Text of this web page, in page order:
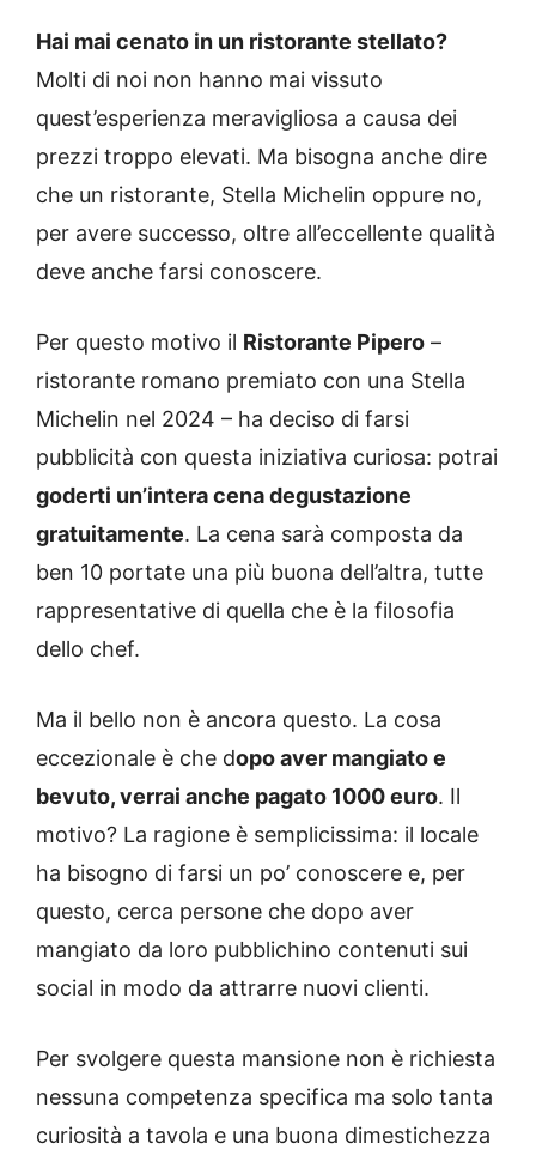
Hai mai cenato in un ristorante stellato?
Molti di noi non hanno mai vissuto
quest’esperienza meravigliosa a causa dei
prezzi troppo elevati. Ma bisogna anche dire
che un ristorante, Stella Michelin oppure no,
per avere successo, oltre all’eccellente qualità
deve anche farsi conoscere.
Per questo motivo il Ristorante Pipero –
ristorante romano premiato con una Stella
Michelin nel 2024 – ha deciso di farsi
pubblicità con questa iniziativa curiosa: potrai
goderti un’intera cena degustazione
gratuitamente. La cena sarà composta da
ben 10 portate una più buona dell’altra, tutte
rappresentative di quella che è la filosofia
dello chef.
Ma il bello non è ancora questo. La cosa
eccezionale è che dopo aver mangiato e
bevuto, verrai anche pagato 1000 euro. Il
motivo? La ragione è semplicissima: il locale
ha bisogno di farsi un po’ conoscere e, per
questo, cerca persone che dopo aver
mangiato da loro pubblichino contenuti sui
social in modo da attrarre nuovi clienti.
Per svolgere questa mansione non è richiesta
nessuna competenza specifica ma solo tanta
curiosità a tavola e una buona dimestichezza